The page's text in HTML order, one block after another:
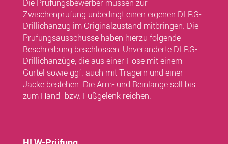
Die Prüfungsbewerber müssen zur
Zwischenprüfung unbedingt einen eigenen DLRG-
Drillichanzug im Originalzustand mitbringen. Die
Prüfungsausschüsse haben hierzu folgende
Beschreibung beschlossen: Unveränderte DLRG-
Drillichanzüge, die aus einer Hose mit einem
Gürtel sowie ggf. auch mit Trägern und einer
Jacke bestehen. Die Arm- und Beinlänge soll bis
zum Hand- bzw. Fußgelenk reichen.